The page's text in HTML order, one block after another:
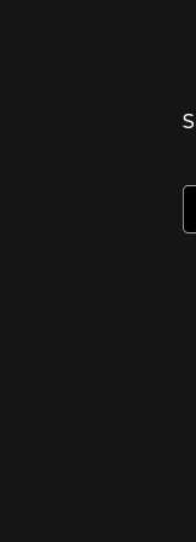
en nueva ventana)
en nueva ventana)